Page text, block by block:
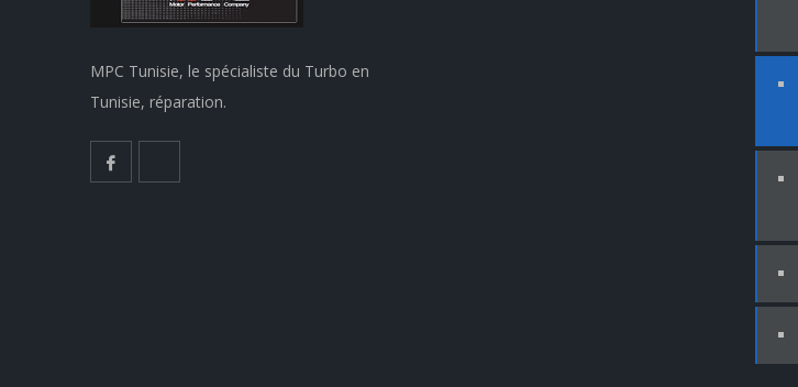
MPC Tunisie, le spécialiste du Turbo en
Tunisie, réparation.